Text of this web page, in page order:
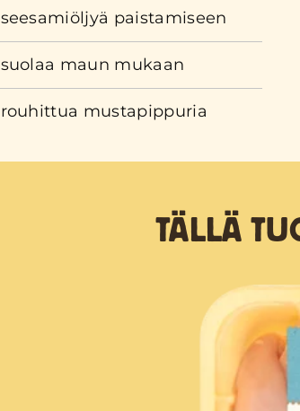
seesamiöljyä paistamiseen
suolaa maun mukaan
rouhittua mustapippuria
TÄLLÄ